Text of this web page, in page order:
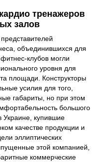
тренажеров
залов
объединившихся для
клубов могли
уровня для
площади. Конструкторы
усилия для того,
габариты, но при этом
большого
Украине, купившие
качестве продукции и
эллиптических
этой компанией,
коммерческие